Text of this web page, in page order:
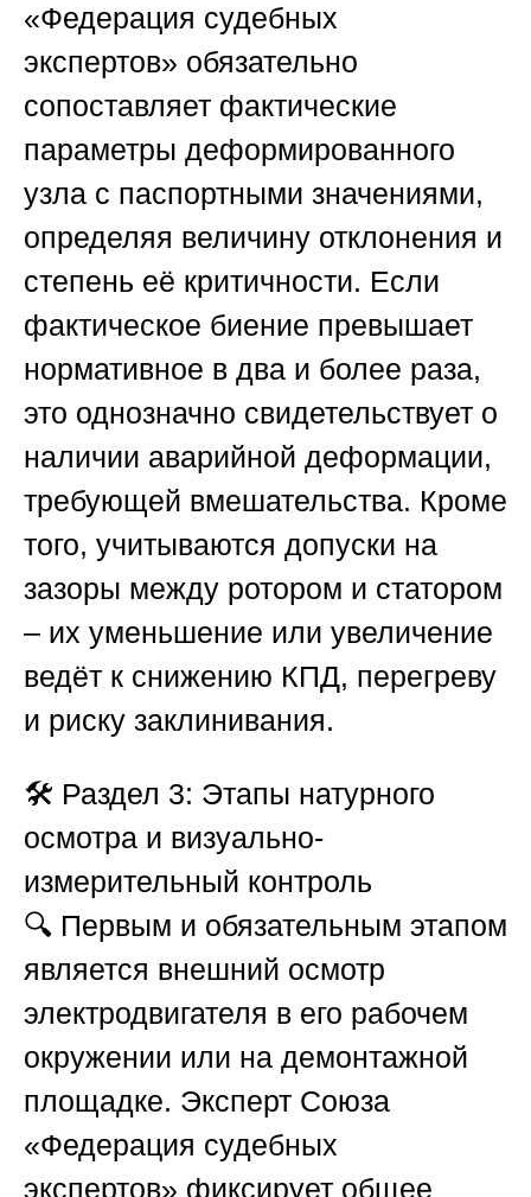
«Федерация судебных
экспертов» обязательно
сопоставляет фактические
параметры деформированного
узла с паспортными значениями,
определяя величину отклонения и
степень её критичности. Если
фактическое биение превышает
нормативное в два и более раза,
это однозначно свидетельствует о
наличии аварийной деформации,
требующей вмешательства. Кроме
того, учитываются допуски на
зазоры между ротором и статором
– их уменьшение или увеличение
ведёт к снижению КПД, перегреву
и риску заклинивания.
🛠️ Раздел 3: Этапы натурного
осмотра и визуально-
измерительный контроль
🔍 Первым и обязательным этапом
является внешний осмотр
электродвигателя в его рабочем
окружении или на демонтажной
площадке. Эксперт Союза
«Федерация судебных
экспертов» фиксирует общее